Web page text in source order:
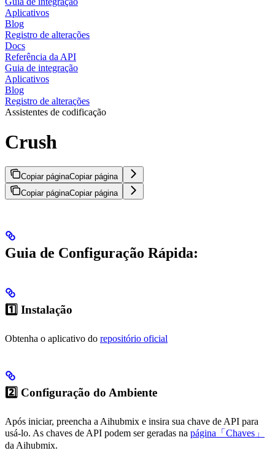
Aplicativos
Blog
Registro de alterações
Docs
Referência da API
Guia de integração
Aplicativos
Blog
Registro de alterações
Assistentes de codificação
Crush
Copiar páginaCopiar página
Copiar páginaCopiar página
Guia de Configuração Rápida:
1️⃣ Instalação
Obtenha o aplicativo do repositório oficial
2️⃣ Configuração do Ambiente
Após iniciar, preencha a Aihubmix e insira sua chave de API para
usá-lo. As chaves de API podem ser geradas na página「Chaves」
da Aihubmix.